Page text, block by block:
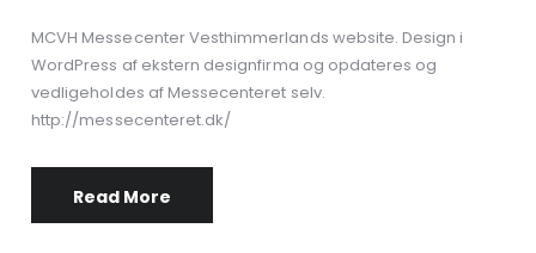
MCVH Messecenter Vesthimmerlands website. Design i
WordPress af ekstern designfirma og opdateres og
vedligeholdes af Messecenteret selv.
http://messecenteret.dk/
Read More